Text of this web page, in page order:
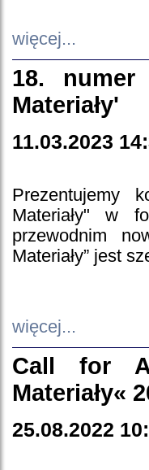
więcej...
18. numer
Materiały'
11.03.2023
Prezentujemy
Materiały" w
przewodnim
Materiały” jest
więcej...
Call for
Materiały«
25.08.2022